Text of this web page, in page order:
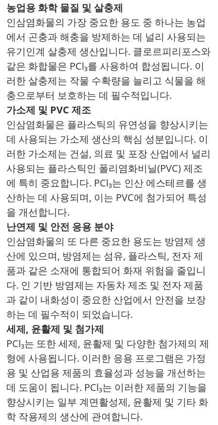
농업용 화학 물질 및 살충제
인삼염화물의 가장 중요한 용도 중 하나는 농업
에서 곤충과 해충을 방제하는 데 널리 사용되는
유기인계 살충제 생산입니다. 클로르피리포스와
같은 화합물은 PCl₃를 사용하여 합성됩니다. 이
러한 살충제는 작물 수확량을 늘리고 식물을 해
충으로부터 보호하는 데 필수적입니다.
가소제 및 PVC 제조
인삼염화물은 플라스틱의 유연성을 향상시키는
데 사용되는 가소제 생산의 핵심 성분입니다. 이
러한 가소제는 건설, 의료 및 포장 산업에서 널리
사용되는 플라스틱인 폴리염화비닐(PVC) 제조
에 특히 중요합니다. PCl₃는 인산 에스테르를 생
산하는 데 사용되며, 이는 PVC에 첨가되어 특성
을 개선합니다.
난연제 및 안전 응용 분야
인삼염화물의 또 다른 중요한 용도는 방염제 생
산에 있으며, 방염제는 섬유, 플라스틱, 전자 제
품과 같은 소재에 통합되어 화재 위험을 줄입니
다. 인 기반 방염제는 자동차 제조 및 전자 제품
과 같이 내화성이 중요한 산업에서 안전을 보장
하는 데 필수적이 되었습니다.
세제, 윤활제 및 첨가제
PCl₃는 또한 세제, 윤활제 및 다양한 첨가제의 제
형에 사용됩니다. 이러한 응용 프로그램은 가정
용 및 산업용 제품의 효율성과 성능을 개선하는
데 도움이 됩니다. PCl₃는 이러한 제품의 기능을
향상시키는 일부 계면활성제, 윤활제 및 기타 화
학 작용제의 생산에 관여합니다.